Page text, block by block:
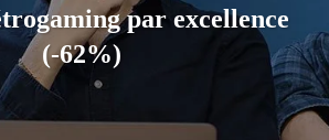
par excellence
(-62%)